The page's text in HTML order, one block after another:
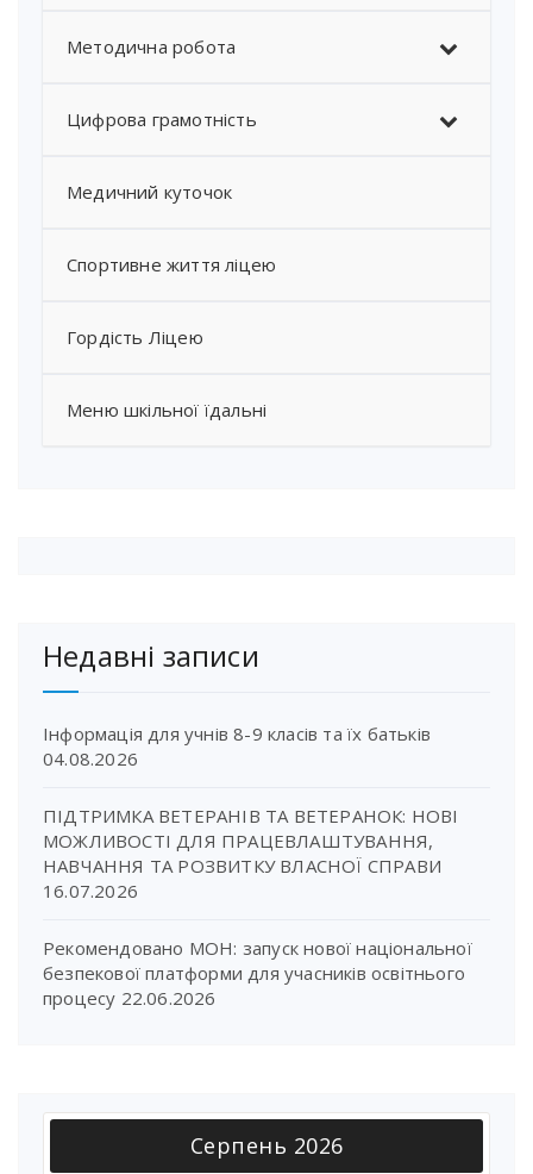
Методична робота
Цифрова грамотність
Медичний куточок
Спортивне життя ліцею
Гордість Ліцею
Меню шкільної їдальні
Недавні записи
Інформація для учнів 8-9 класів та їх батьків
04.08.2026
ПІДТРИМКА ВЕТЕРАНІВ ТА ВЕТЕРАНОК: НОВІ
МОЖЛИВОСТІ ДЛЯ ПРАЦЕВЛАШТУВАННЯ,
НАВЧАННЯ ТА РОЗВИТКУ ВЛАСНОЇ СПРАВИ
16.07.2026
Рекомендовано МОН: запуск нової національної
безпекової платформи для учасників освітнього
процесу 22.06.2026
Серпень 2026